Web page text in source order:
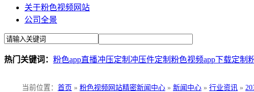
关于粉色视频网站
公司全景
热门关键词： 粉色app直播冲压定制 冲压件定制 粉色视频app下载定制
当前位置 ： 首页 » 粉色视频网站精密新闻中心 » 新闻中心 » 行业资讯 »